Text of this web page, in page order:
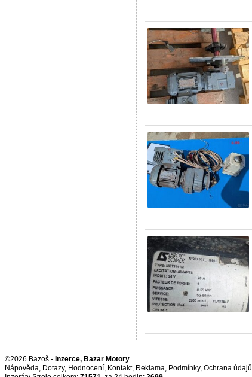
©2026 Bazoš - Inzerce, Bazar Motory
Nápověda, Dotazy, Hodnocení, Kontakt, Reklama, Podmínky, Ochrana údajů